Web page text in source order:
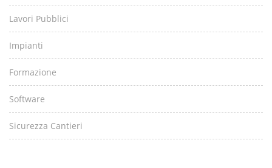
Lavori Pubblici
Impianti
Formazione
Software
Sicurezza Cantieri